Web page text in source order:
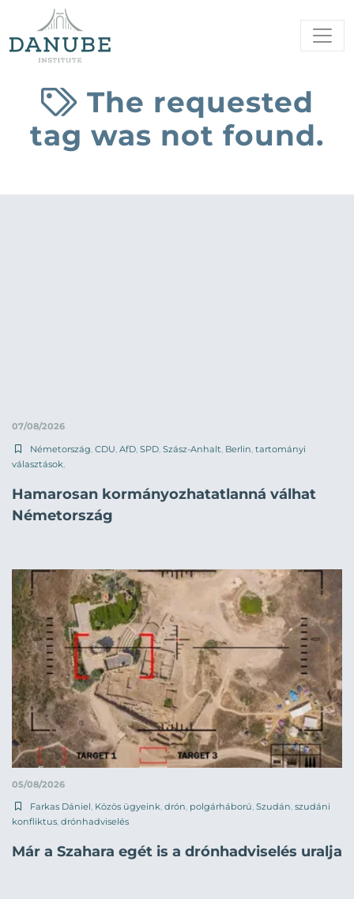
The requested
tag was not found.
07/08/2026
Németország CDU AfD SPD Szász-Anhalt Berlin tartományi
választások
Hamarosan kormányozhatatlanná válhat
Németország
05/08/2026
Farkas Dániel Közös ügyeink drón polgárháború Szudán szudáni
konfliktus drónhadviselés
Már a Szahara egét is a drónhadviselés uralja